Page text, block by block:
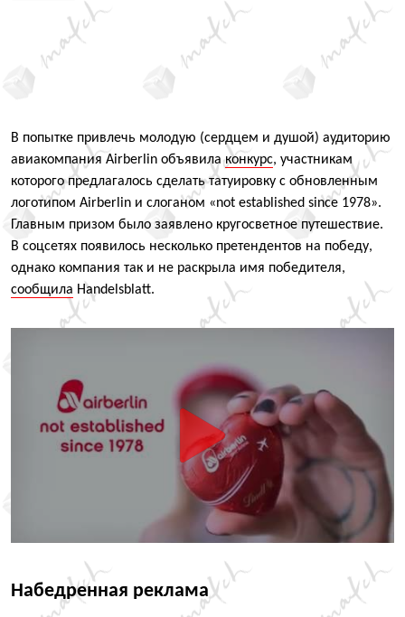
В попытке привлечь молодую (сердцем и душой) аудиторию
авиакомпания Airberlin объявилаконкурс, участникам
которого предлагалось сделать татуировку с обновленным
логотипом Airberlin и слоганом «not established since 1978».
Главным призом было заявлено кругосветное путешествие.
В соцсетях появилось несколько претендентов на победу,
однако компания так и не раскрыла имя победителя,
сообщила Handelsblatt.
Набедренная реклама